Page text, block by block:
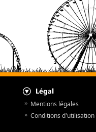
Mentions légales
Conditions d'utilisation